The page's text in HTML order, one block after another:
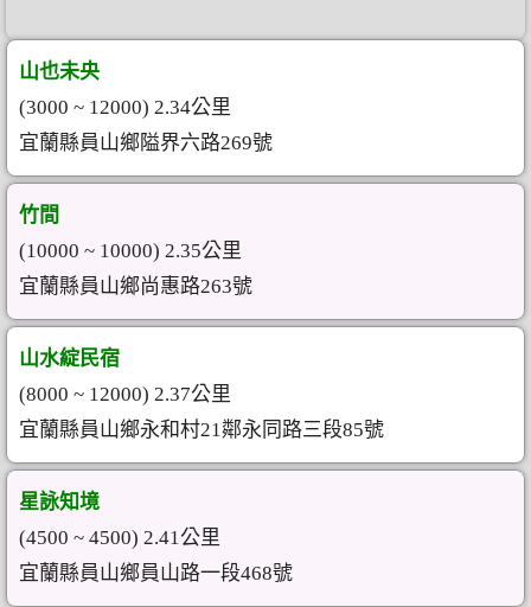
山也未央
(3000 ~ 12000) 2.34公里
宜蘭縣員山鄉隘界六路269號
竹間
(10000 ~ 10000) 2.35公里
宜蘭縣員山鄉尚惠路263號
山水綻民宿
(8000 ~ 12000) 2.37公里
宜蘭縣員山鄉永和村21鄰永同路三段85號
星詠知境
(4500 ~ 4500) 2.41公里
宜蘭縣員山鄉員山路一段468號